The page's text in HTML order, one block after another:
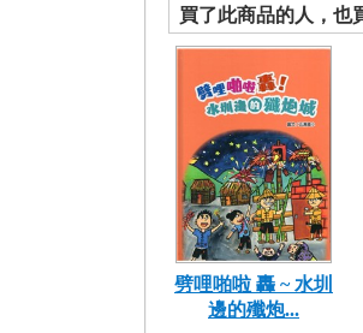
買了此商品的人，也
劈哩啪啦 轟 ~ 水圳
邊的殲炮...